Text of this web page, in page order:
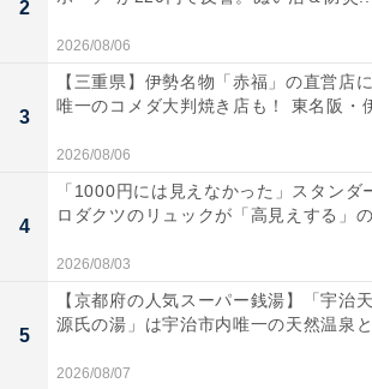
なるケース。
「友達の面白い投稿をシェアすること
トで見つけた悪ふざけ行為の投稿をリ
ことで拡散に手を染めるのもよくあり
ツイートが罪になった事例も過去には
2
2026/08/06
3
【三重県】伊勢名物「赤福」の直営店
唯一のコメダ大判焼き店も！ 東名阪・
2026/08/06
4
「1000円には見えなかった」スタンダ
ロダクツのリュックが「高見えする」の
2026/08/03
5
【京都府の人気スーパー銭湯】「宇治
源氏の湯」は宇治市内唯一の天然温泉と
2026/08/07